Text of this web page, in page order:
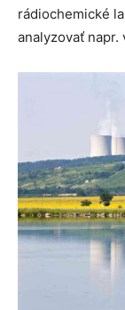
rádiochemické
analyzovať